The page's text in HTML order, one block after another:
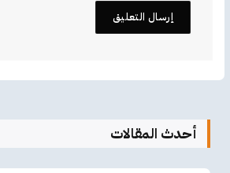
أحدث المقالات